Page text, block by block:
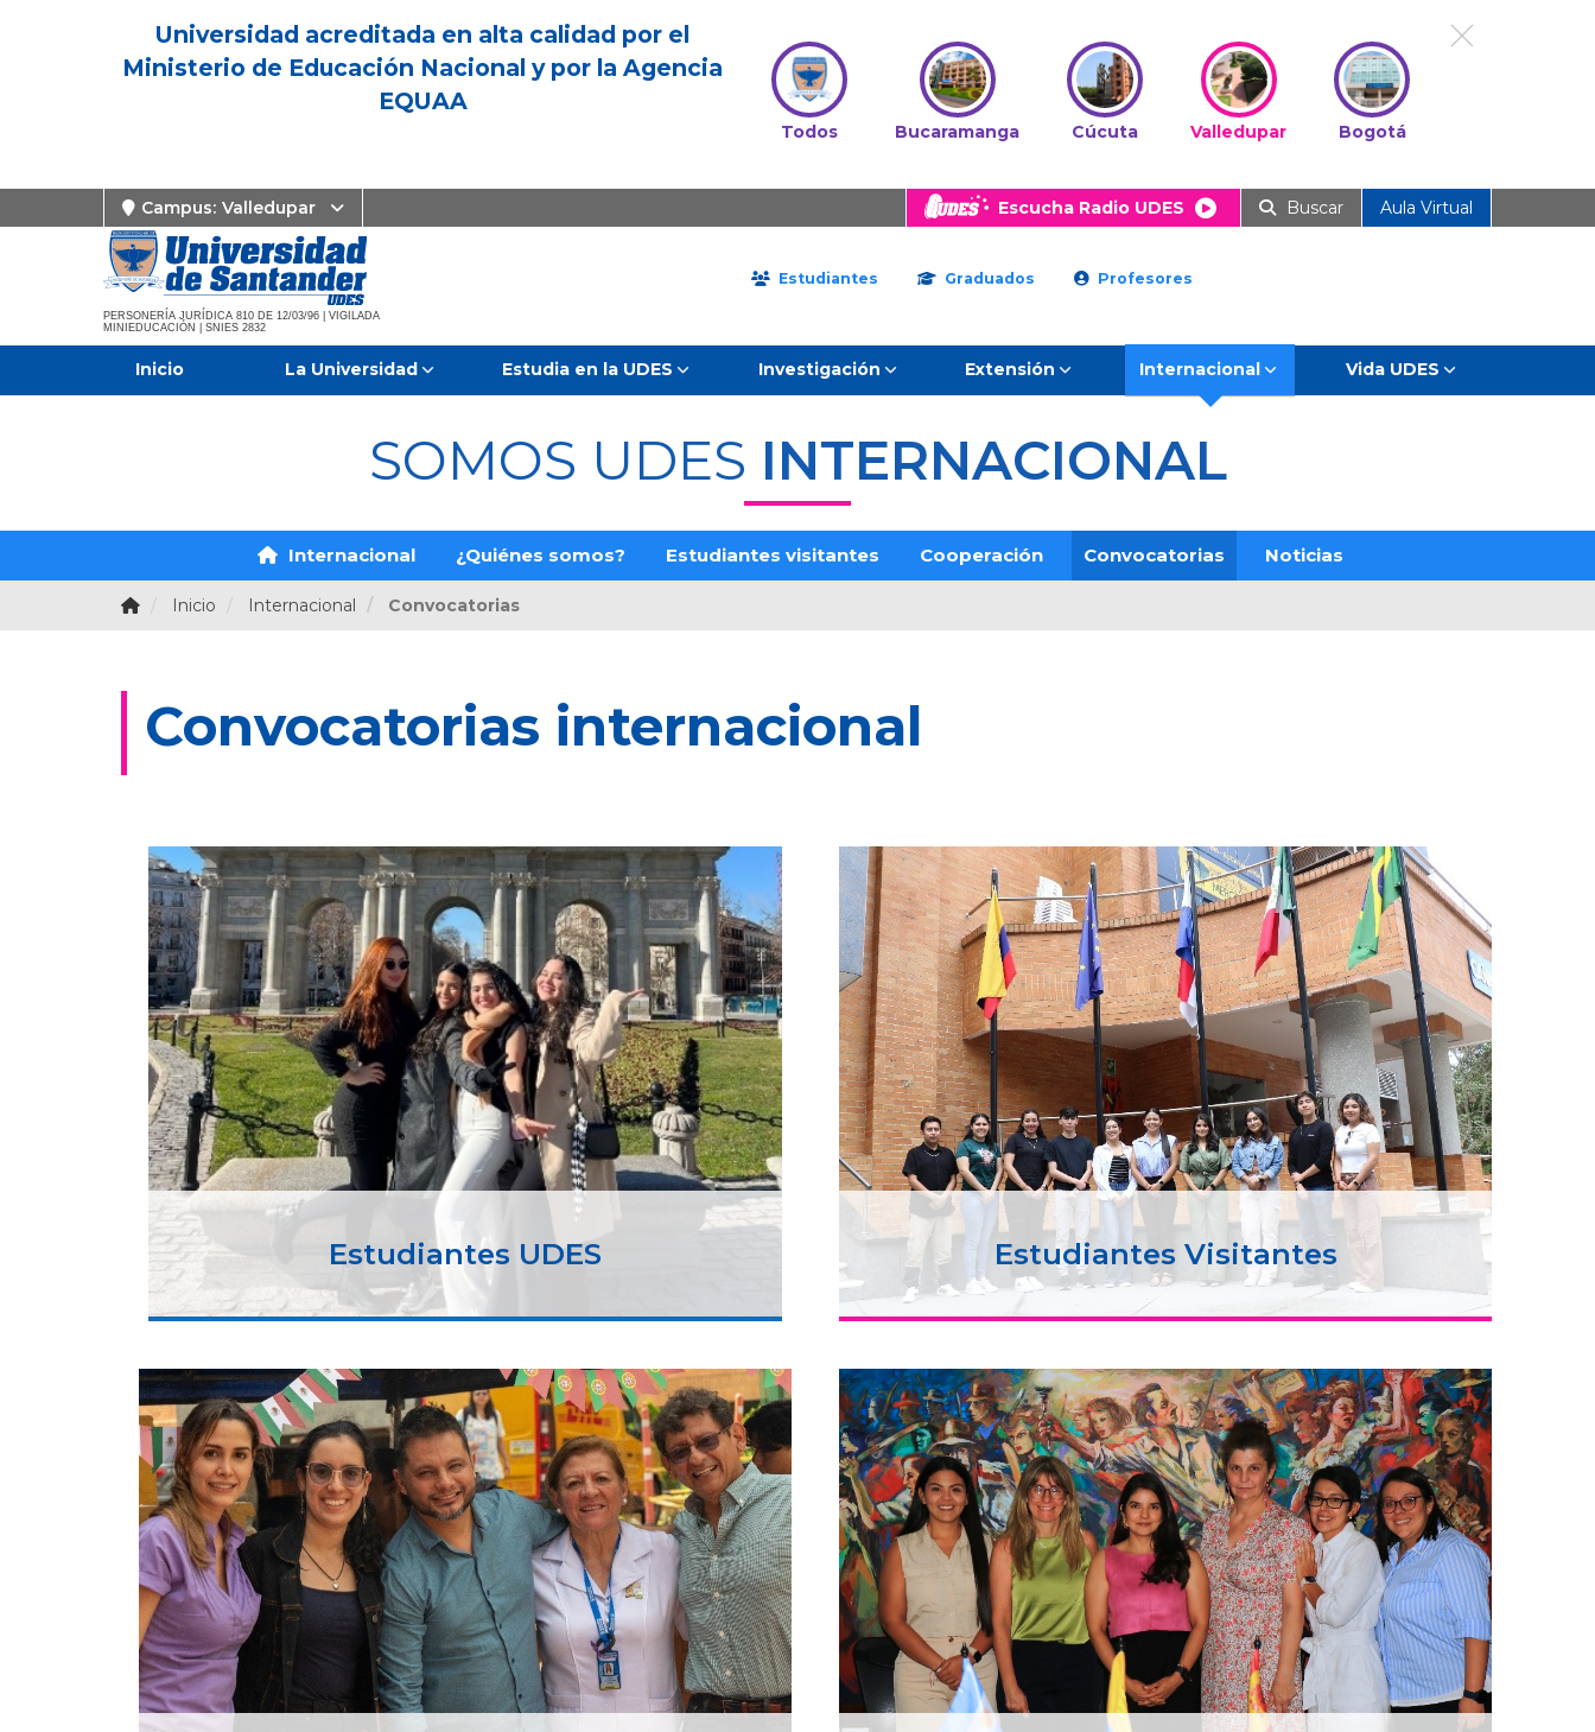
Universidad acreditada en alta calidad por el
Ministerio de Educación Nacional y por la Agencia
EQUAA
Todos Bucaramanga Cúcuta Valledupar Bogotá
Campus: Valledupar Escucha Radio UDES Buscar Aula Virtual
PERSONERÍA JURÍDICA 810 DE 12/03/96 | VIGILADA
MINIEDUCACIÓN | SNIES 2832
Estudiantes Graduados Profesores
Inicio La Universidad Estudia en la UDES Investigación Extensión Internacional Vida UDES
SOMOS UDES INTERNACIONAL
Internacional ¿Quiénes somos? Estudiantes visitantes Cooperación Convocatorias Noticias
Inicio Internacional Convocatorias
Convocatorias internacional
Estudiantes UDES Estudiantes Visitantes